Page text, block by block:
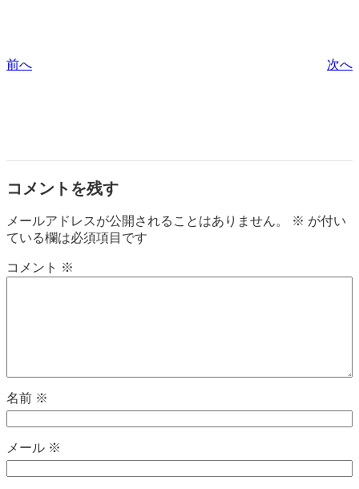
前へ 次へ
コメントを残す
メールアドレスが公開されることはありません。 ※ が付い
ている欄は必須項目です
コメント ※
名前 ※
メール ※